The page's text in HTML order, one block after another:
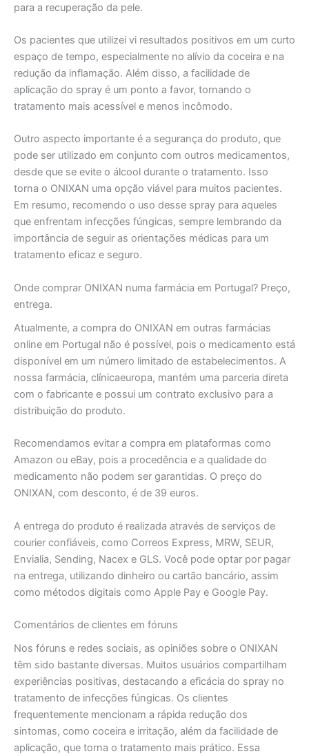
para a recuperação da pele.
Os pacientes que utilizei vi resultados positivos em um curto
espaço de tempo, especialmente no alívio da coceira e na
redução da inflamação. Além disso, a facilidade de
aplicação do spray é um ponto a favor, tornando o
tratamento mais acessível e menos incômodo.
Outro aspecto importante é a segurança do produto, que
pode ser utilizado em conjunto com outros medicamentos,
desde que se evite o álcool durante o tratamento. Isso
torna o ONIXAN uma opção viável para muitos pacientes.
Em resumo, recomendo o uso desse spray para aqueles
que enfrentam infecções fúngicas, sempre lembrando da
importância de seguir as orientações médicas para um
tratamento eficaz e seguro.
Onde comprar ONIXAN numa farmácia em Portugal? Preço,
entrega.
Atualmente, a compra do ONIXAN em outras farmácias
online em Portugal não é possível, pois o medicamento está
disponível em um número limitado de estabelecimentos. A
nossa farmácia, clínicaeuropa, mantém uma parceria direta
com o fabricante e possui um contrato exclusivo para a
distribuição do produto.
Recomendamos evitar a compra em plataformas como
Amazon ou eBay, pois a procedência e a qualidade do
medicamento não podem ser garantidas. O preço do
ONIXAN, com desconto, é de 39 euros.
A entrega do produto é realizada através de serviços de
courier confiáveis, como Correos Express, MRW, SEUR,
Envialia, Sending, Nacex e GLS. Você pode optar por pagar
na entrega, utilizando dinheiro ou cartão bancário, assim
como métodos digitais como Apple Pay e Google Pay.
Comentários de clientes em fóruns
Nos fóruns e redes sociais, as opiniões sobre o ONIXAN
têm sido bastante diversas. Muitos usuários compartilham
experiências positivas, destacando a eficácia do spray no
tratamento de infecções fúngicas. Os clientes
frequentemente mencionam a rápida redução dos
sintomas, como coceira e irritação, além da facilidade de
aplicação, que torna o tratamento mais prático. Essa